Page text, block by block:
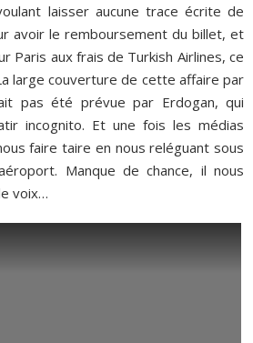
laisser aucune trace écrite de
avoir le remboursement du billet, et
Paris aux frais de Turkish Airlines, ce
large couverture de cette affaire par
pas été prévue par Erdogan, qui
incognito. Et une fois les médias
faire taire en nous reléguant sous
Manque de chance, il nous
voix…